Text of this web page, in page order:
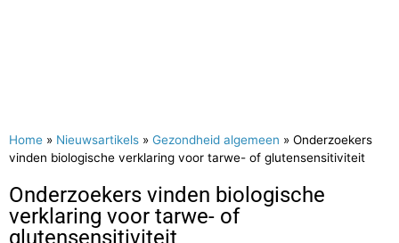
Home » Nieuwsartikels » Gezondheid algemeen » Onderzoekers
vinden biologische verklaring voor tarwe- of glutensensitiviteit
Onderzoekers vinden biologische
verklaring voor tarwe- of
glutensensitiviteit